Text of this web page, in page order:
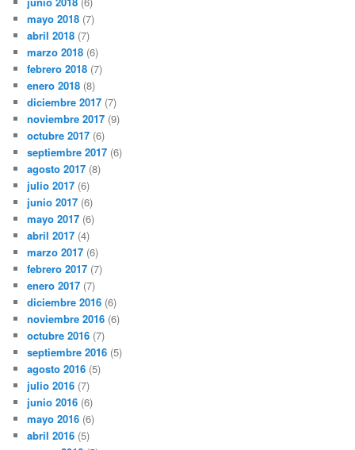
mayo 2018 (7)
abril 2018 (7)
marzo 2018 (6)
febrero 2018 (7)
enero 2018 (8)
diciembre 2017 (7)
noviembre 2017 (9)
octubre 2017 (6)
septiembre 2017 (6)
agosto 2017 (8)
julio 2017 (6)
junio 2017 (6)
mayo 2017 (6)
abril 2017 (4)
marzo 2017 (6)
febrero 2017 (7)
enero 2017 (7)
diciembre 2016 (6)
noviembre 2016 (6)
octubre 2016 (7)
septiembre 2016 (5)
agosto 2016 (5)
julio 2016 (7)
junio 2016 (6)
mayo 2016 (6)
abril 2016 (5)